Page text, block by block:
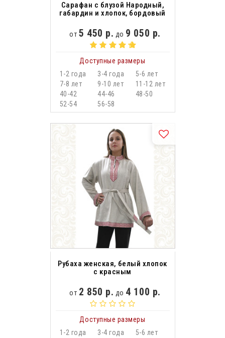
Сарафан с блузой Народный,
габардин и хлопок, бордовый
от 5 450 р. до 9 050 р.
Доступные размеры
1-2 года
3-4 года
5-6 лет
7-8 лет
9-10 лет
11-12 лет
40-42
44-46
48-50
52-54
56-58
Рубаха женская, белый хлопок
с красным
от 2 850 р. до 4 100 р.
Доступные размеры
1-2 года
3-4 года
5-6 лет